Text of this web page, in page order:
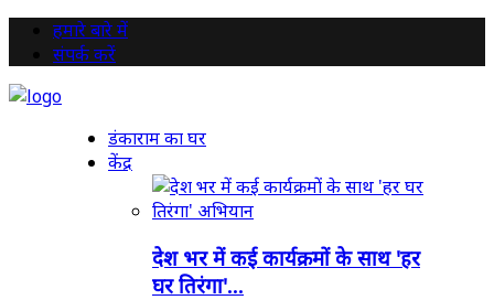
हमारे बारे में
संपर्क करें
डंकाराम का घर
केंद्र
देश भर में कई कार्यक्रमों के साथ 'हर
घर तिरंगा'...